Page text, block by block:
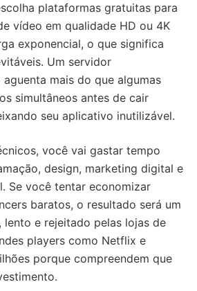
plataformas gratuitas para
vídeo em qualidade HD ou 4K
exponencial, o que significa
Um servidor
mais do que algumas
simultâneos antes de cair
seu aplicativo inutilizável.
você vai gastar tempo
design, marketing digital e
Se você tentar economizar
baratos, o resultado será um
lento e rejeitado pelas lojas de
players como Netflix e
porque compreendem que